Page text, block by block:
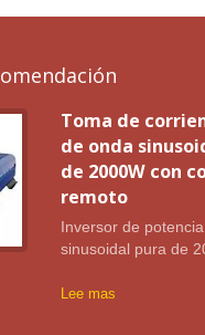
Toma de
de onda
de 2000W con
remoto
Inversor de
sinusoidal pura de
Lee mas